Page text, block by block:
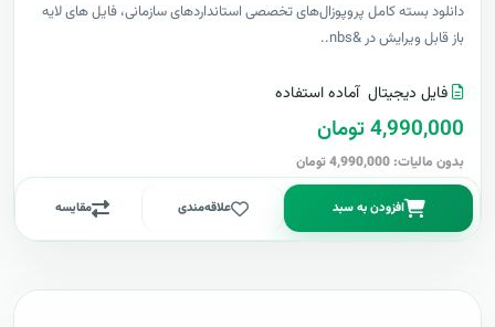
دانلود بسته کامل پروپوزال‌های تخصصی استانداردهای سازمانی، فایل های لایه
باز قابل ویرایش در &nbs..
فایل دیجیتال آماده استفاده
4,990,000 تومان
بدون مالیات: 4,990,000 تومان
افزودن به سبد علاقه‌مندی مقایسه